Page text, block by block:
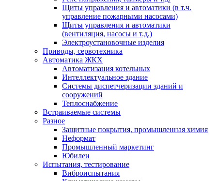
Щиты управления и автоматики (в т.ч.
управление пожарными насосами)
Щиты управления и автоматики
(вентиляция, насосы и т.д.)
Электроустановочные изделия
Приводы, сервотехника
Автоматика ЖКХ
Автоматизация котельных
Интеллектуальное здание
Системы диспетчеризации зданий и
сооружений
Теплоснабжение
Встраиваемые системы
Разное
Защитные покрытия, промышленная химия
Неформат
Промышленный маркетинг
Юбилеи
Испытания, тестирование
Виброиспытания